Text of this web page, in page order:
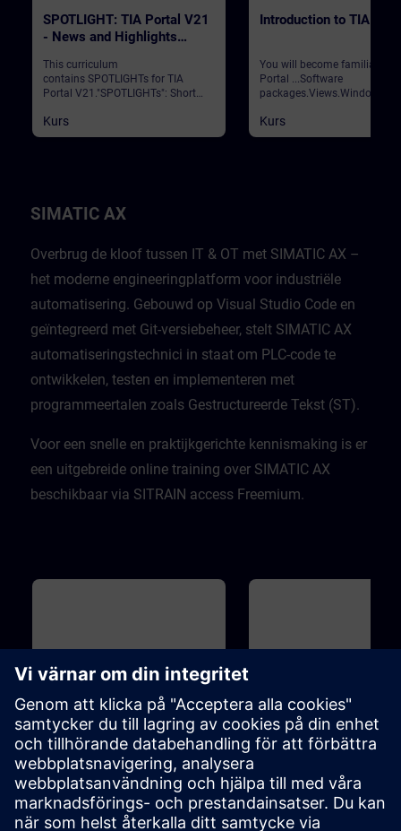
SPOTLIGHT: TIA Portal V21
- News and Highlights
This curriculum
contains SPOTLIGHTs for TIA
Portal V21."SPOTLIGHTs": Short
consisting of fewer activities and
usually highlight a single
Kurs
Introduction to TIA
You will become familiar
Portal ...Software
packages.Views.Window
languages.Settings.Help and
search functions.
Kurs
SIMATIC AX
Overbrug de kloof tussen IT & OT met SIMATIC AX –
het moderne engineeringplatform voor industriële
automatisering. Gebouwd op Visual Studio Code en
geïntegreerd met Git-versiebeheer, stelt SIMATIC AX
automatiseringstechnici in staat om PLC-code te
ontwikkelen, testen en implementeren met
programmeertalen zoals Gestructureerde Tekst (ST).
Voor een snelle en praktijkgerichte kennismaking is er
een uitgebreide online training over SIMATIC AX
beschikbaar via SITRAIN access Freemium.
Grundläggande 1h 5m
SIMATIC AX Logic Control
Engineering - Introduction to
modern PLC development
SIMATIC AX Logic Control
Engineering is a new PLC Software
development environment for
programming PLCs in a efficient
Grundläggande
Introduction to TIA
You will become familiar
Portal ...Software
packages.Views.Window
arrangements.Programming